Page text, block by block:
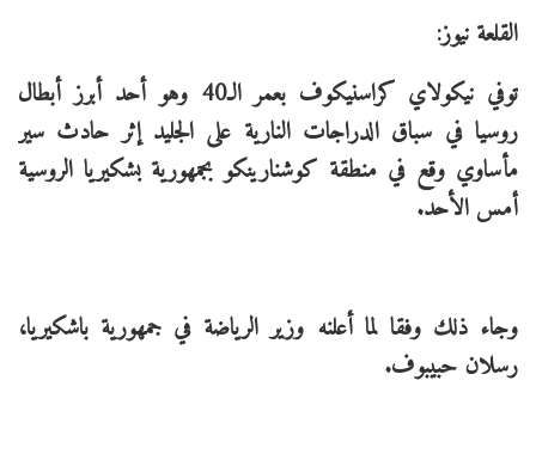
القلعة نيوز:
توفي نيكولاي كراسنيكوف بعمر الـ40 وهو أحد أبرز أبطال
روسيا في سباق الدراجات النارية على الجليد إثر حادث سير
مأساوي وقع في منطقة كوشنارينكو بجمهورية بشكيريا الروسية
أمس الأحد.
وجاء ذلك وفقا لما أعلنه وزير الرياضة في جمهورية باشكيريا،
رسلان حبيبوف.